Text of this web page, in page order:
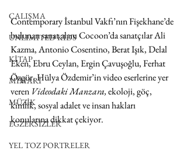
ÇALIŞMA
UNLIMITED KIDS
KİTAP
MİMARİ
MÜZİK
EGZERSİZLER
YEL TOZ PORTRELER
Contemporary İstanbul Vakfı’nın Fişekhane’de
bulunan sanat alanı Cocoon’da sanatçılar Ali
Kazma, Antonio Cosentino, Berat Işık, Delal
Eken, Ebru Ceylan, Ergin Çavuşoğlu, Ferhat
Özgür, Hülya Özdemir’in video eserlerine yer
veren Videodaki Manzara, ekoloji, göç,
kimlik, sosyal adalet ve insan hakları
konularına dikkat çekiyor.